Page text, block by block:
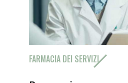
FARMACIA DEI SERVIZI